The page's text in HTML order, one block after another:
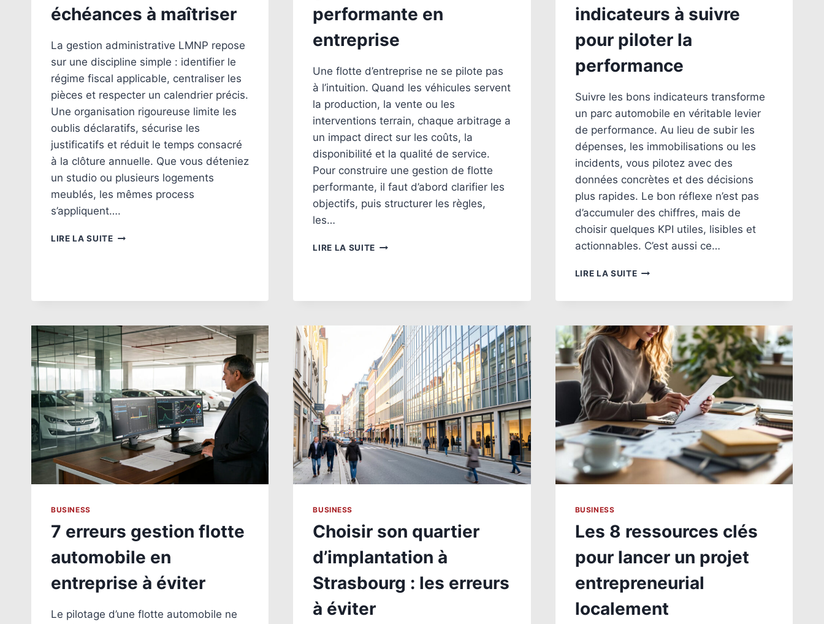
échéances à maîtriser
La gestion administrative LMNP repose
sur une discipline simple : identifier le
régime fiscal applicable, centraliser les
pièces et respecter un calendrier précis.
Une organisation rigoureuse limite les
oublis déclaratifs, sécurise les
justificatifs et réduit le temps consacré
à la clôture annuelle. Que vous déteniez
un studio ou plusieurs logements
meublés, les mêmes process
s’appliquent….
LIRE LA SUITEGESTION
ET
À
MAÎTRISER
performante en
entreprise
Une flotte d’entreprise ne se pilote pas
à l’intuition. Quand les véhicules servent
la production, la vente ou les
interventions terrain, chaque arbitrage a
un impact direct sur les coûts, la
disponibilité et la qualité de service.
Pour construire une gestion de flotte
performante, il faut d’abord clarifier les
objectifs, puis structurer les règles,
les…
LIRE LA SUITE LES
PERFORMANTE
EN
ENTREPRISE
indicateurs à suivre
pour piloter la
performance
Suivre les bons indicateurs transforme
un parc automobile en véritable levier
de performance. Au lieu de subir les
dépenses, les immobilisations ou les
incidents, vous pilotez avec des
données concrètes et des décisions
plus rapides. Le bon réflexe n’est pas
d’accumuler des chiffres, mais de
choisir quelques KPI utiles, lisibles et
actionnables. C’est aussi ce…
LIRE LA SUITEKPI
LES
INDICATEURS
À
SUIVRE
POUR
PILOTER
LA
PERFORMANCE
BUSINESS
7 erreurs gestion flotte
automobile en
entreprise à éviter
Le pilotage d’une flotte automobile ne
BUSINESS
Choisir son quartier
d’implantation à
Strasbourg : les erreurs
à éviter
BUSINESS
Les 8 ressources clés
pour lancer un projet
entrepreneurial
localement